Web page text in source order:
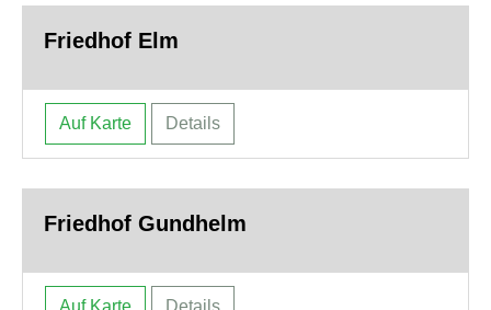
Friedhof Elm
Auf Karte Details
Friedhof Gundhelm
Auf Karte Details